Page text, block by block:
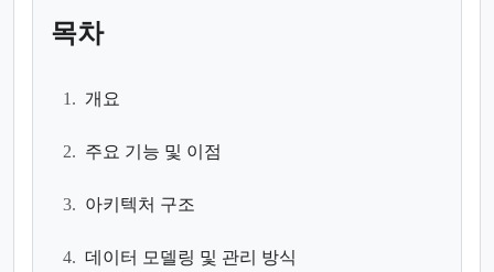
목차
1. 개요
2. 주요 기능 및 이점
3. 아키텍처 구조
4. 데이터 모델링 및 관리 방식